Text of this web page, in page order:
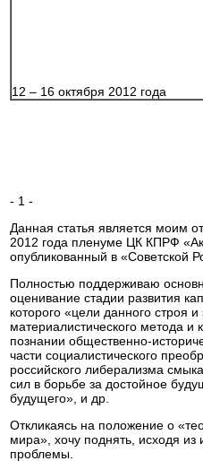
12 – 16 октября 2012 года
- 1 -
Данная статья является моим
2012 года пленуме ЦК КПРФ
опубликованный в «Советской
Полностью поддерживаю
оценивание стадии развития
которого «цели данного строя
материалистического метода и
познании общественно-
части социалистического
российского либерализма
сил в борьбе за достойное
будущего», и др.
Откликаясь на положение о
мира», хочу поднять, исходя
проблемы.